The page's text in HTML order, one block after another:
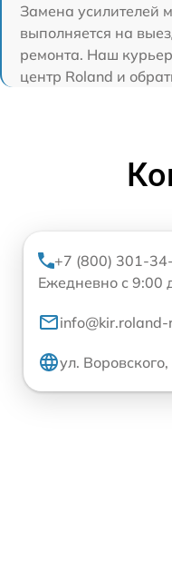
Замена усилителей
выполняется на
ремонта. Наш курьер
центр Roland и
+7 (800) 301-
Ежедневно с 9:00
ул.